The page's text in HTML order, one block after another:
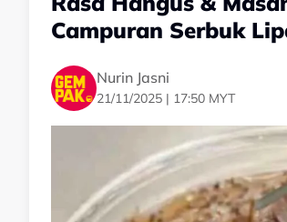
Campuran Serbuk
Nurin Jasni
21/11/2025 | 17:50 MYT